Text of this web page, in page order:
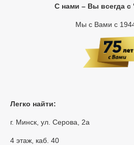
С нами – Вы всегда
Мы с Вами с
Легко найти:
г. Минск, ул. Серова, 2а
4 этаж, каб. 40